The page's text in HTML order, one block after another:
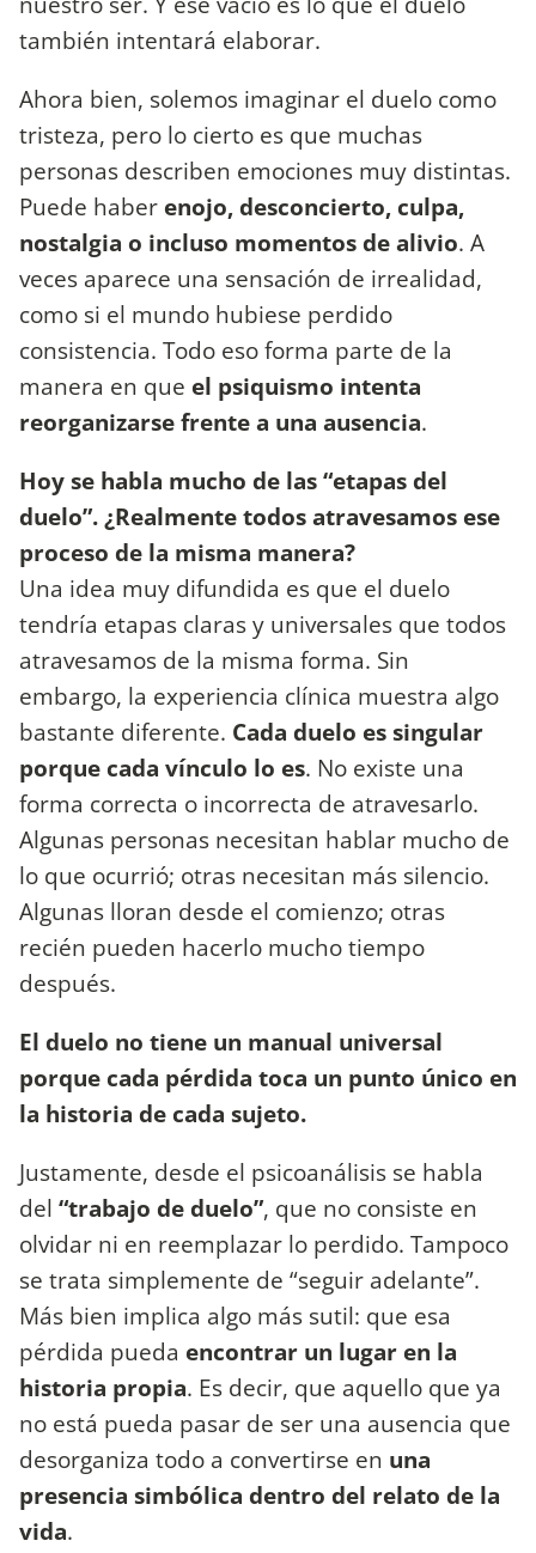
también intentará elaborar.
Ahora bien, solemos imaginar el duelo como
tristeza, pero lo cierto es que muchas
personas describen emociones muy distintas.
Puede haber enojo, desconcierto, culpa,
nostalgia o incluso momentos de alivio. A
veces aparece una sensación de irrealidad,
como si el mundo hubiese perdido
consistencia. Todo eso forma parte de la
manera en que el psiquismo intenta
reorganizarse frente a una ausencia.
Hoy se habla mucho de las “etapas del
duelo”. ¿Realmente todos atravesamos ese
proceso de la misma manera?
Una idea muy difundida es que el duelo
tendría etapas claras y universales que todos
atravesamos de la misma forma. Sin
embargo, la experiencia clínica muestra algo
bastante diferente. Cada duelo es singular
porque cada vínculo lo es. No existe una
forma correcta o incorrecta de atravesarlo.
Algunas personas necesitan hablar mucho de
lo que ocurrió; otras necesitan más silencio.
Algunas lloran desde el comienzo; otras
recién pueden hacerlo mucho tiempo
después.
El duelo no tiene un manual universal
porque cada pérdida toca un punto único en
la historia de cada sujeto.
Justamente, desde el psicoanálisis se habla
del “trabajo de duelo”, que no consiste en
olvidar ni en reemplazar lo perdido. Tampoco
se trata simplemente de “seguir adelante”.
Más bien implica algo más sutil: que esa
pérdida pueda encontrar un lugar en la
historia propia. Es decir, que aquello que ya
no está pueda pasar de ser una ausencia que
desorganiza todo a convertirse en una
presencia simbólica dentro del relato de la
vida.